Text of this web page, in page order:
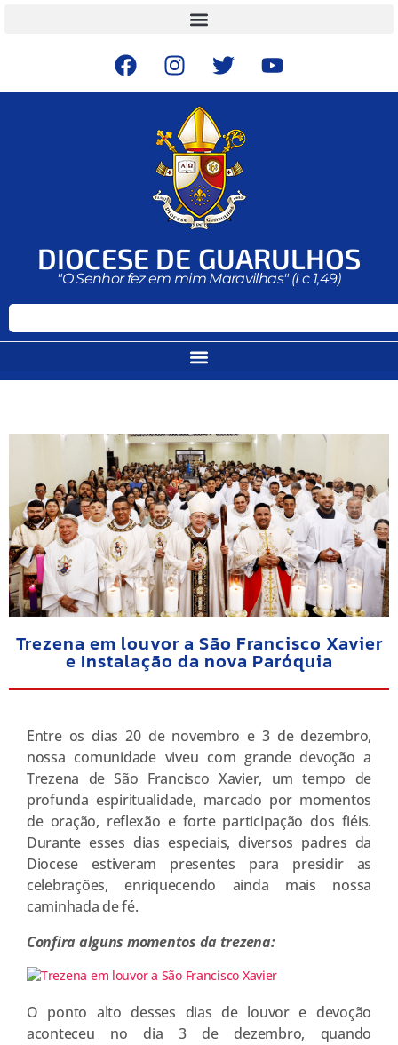
DIOCESE DE GUARULHOS
"O Senhor fez em mim Maravilhas" (Lc 1,49)
Trezena em louvor a São Francisco Xavier
e Instalação da nova Paróquia
Entre os dias 20 de novembro e 3 de dezembro,
nossa comunidade viveu com grande devoção a
Trezena de São Francisco Xavier, um tempo de
profunda espiritualidade, marcado por momentos
de oração, reflexão e forte participação dos fiéis.
Durante esses dias especiais, diversos padres da
Diocese estiveram presentes para presidir as
celebrações, enriquecendo ainda mais nossa
caminhada de fé.
Confira alguns momentos da trezena:
O ponto alto desses dias de louvor e devoção
aconteceu no dia 3 de dezembro, quando